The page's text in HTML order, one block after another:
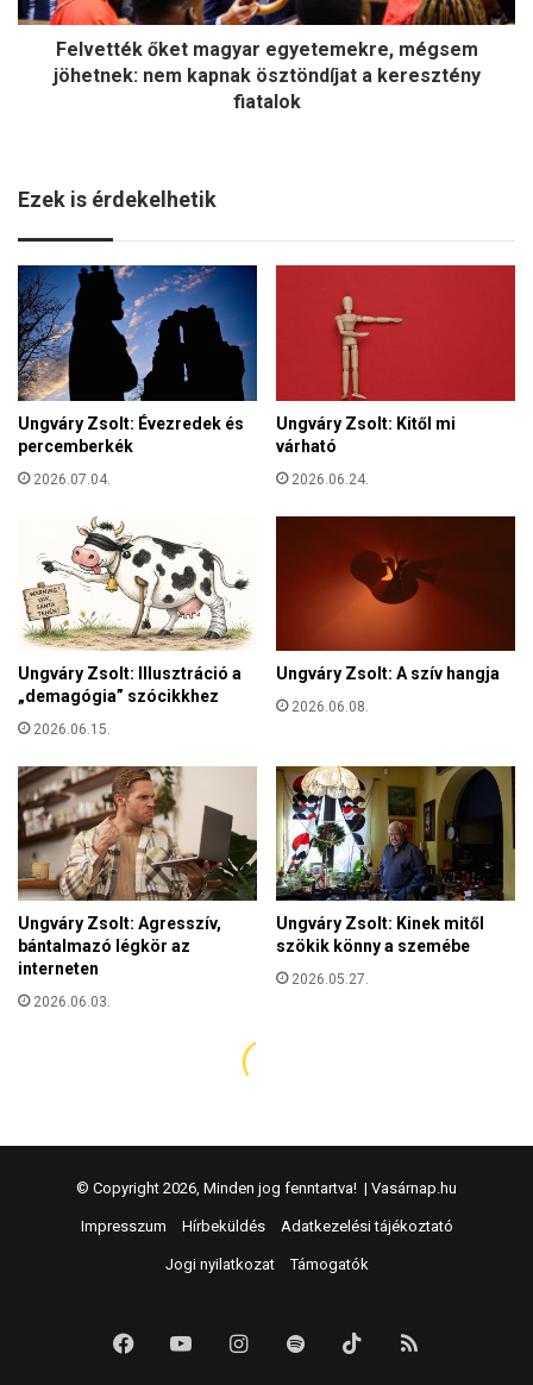
© Copyright 2026, Minden jog fenntartva! | Vasárnap.hu
Impresszum Hírbeküldés Adatkezelési tájékoztató
Jogi nyilatkozat Támogatók
FacebookYouTubeInstagram
Spotify TikTok